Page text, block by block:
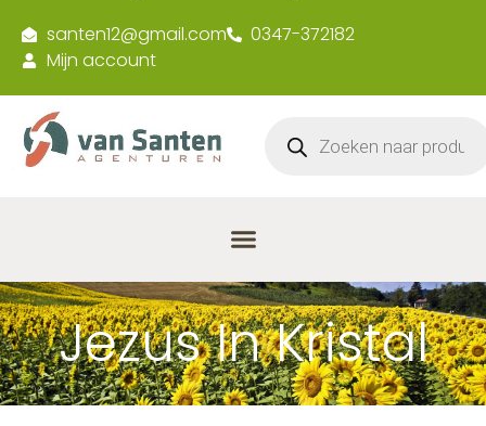
santen12@gmail.com
0347-372182
Mijn account
Jezus In Kristal